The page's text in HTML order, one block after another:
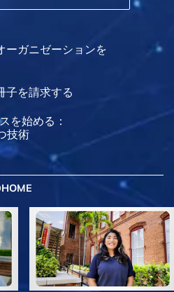
ーガニゼーションを
子を請求する
を始める：
技術